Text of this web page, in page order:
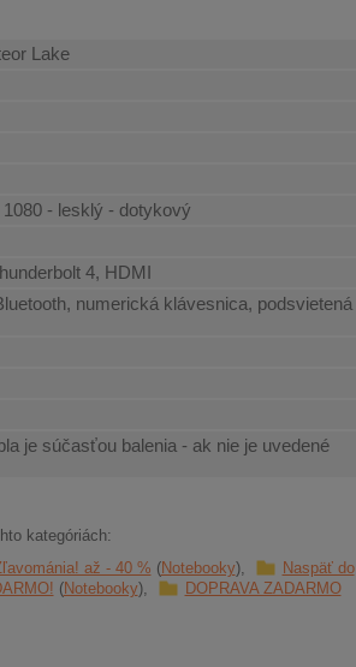
Lake
- lesklý - dotykový
4, HDMI
numerická klávesnica, podsvietená
je súčasťou balenia - ak nie je uvedené
kategóriách:
až - 40 % Notebooky
Naspäť do
Notebooky DOPRAVA ZADARMO